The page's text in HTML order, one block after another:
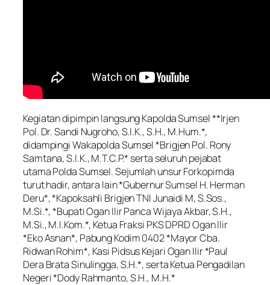
Kegiatan dipimpin langsung Kapolda Sumsel **Irjen
Pol. Dr. Sandi Nugroho, S.I.K., S.H., M.Hum.*,
didampingi Wakapolda Sumsel *Brigjen Pol. Rony
Samtana, S.I.K., M.T.C.P.* serta seluruh pejabat
utama Polda Sumsel. Sejumlah unsur Forkopimda
turut hadir, antara lain *Gubernur Sumsel H. Herman
Deru*, *Kapoksahli Brigjen TNI Junaidi M, S.Sos.,
M.Si.*, *Bupati Ogan Ilir Panca Wijaya Akbar, S.H.,
M.Si., M.I.Kom.*, Ketua Fraksi PKS DPRD Ogan Ilir
*Eko Asnan*, Pabung Kodim 0402 *Mayor Cba.
Ridwan Rohim*, Kasi Pidsus Kejari Ogan Ilir *Paul
Dera Brata Sinulingga, S.H.*, serta Ketua Pengadilan
Negeri *Dody Rahmanto, S.H., M.H.*